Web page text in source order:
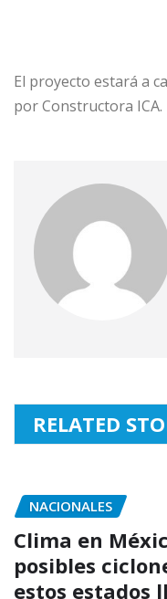
El proyecto estará a
por Constructora ICA.
RELATED
NACIONALES
Clima en
posibles
estos estados